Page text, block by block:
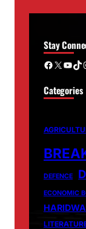
Stay
Facebook X YouTube TikTok
Categories
DEFENCE
ECONOMIC